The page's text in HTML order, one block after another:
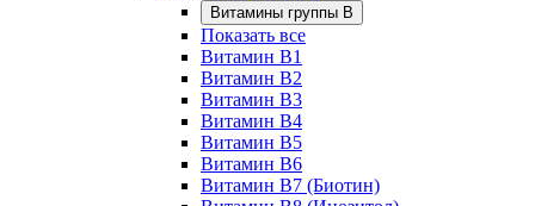
Витамины группы B
Показать все
Витамин B1
Витамин B2
Витамин B3
Витамин B4
Витамин B5
Витамин B6
Витамин B7 (Биотин)